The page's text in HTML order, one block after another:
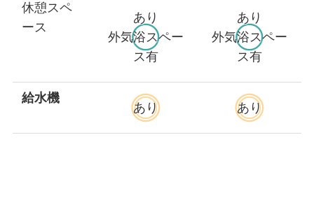
休憩スペ
ース
あり
外気浴スペー
ス有
あり
外気浴スペー
ス有
給水機
あり あり